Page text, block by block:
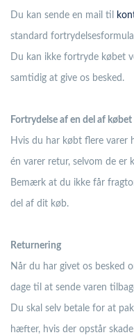
Du kan sende en mail til k
standard
Du kan ikke fortryde købet
samtidig at give os besked.
Fortrydelse af en del af købet
Hvis du har købt flere varer
én varer retur, selvom de er
Bemærk at du ikke får
del af dit køb.
Returnering
Når du har givet os besked
dage til at sende varen
Du skal selv betale for at
hæfter, hvis der opstår